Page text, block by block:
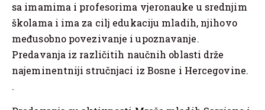
sa imamima i profesorima vjeronauke u srednjim
školama i ima za cilj edukaciju mladih, njihovo
međusobno povezivanje i upoznavanje.
Predavanja iz različitih naučnih oblasti drže
najeminentniji stručnjaci iz Bosne i Hercegovine.
.